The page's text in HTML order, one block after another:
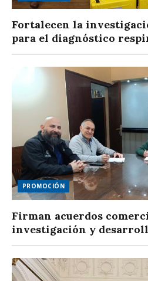
Fortalecen la
para el diagnóstico
PROMOCIÓN
Firman acuerdos
investigación y